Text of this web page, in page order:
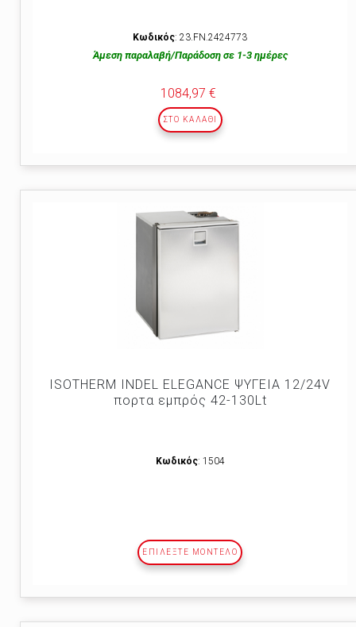
Κωδικός: 23.FΝ.2424773
Άμεση παραλαβή/Παράδοση σε 1-3 ημέρες
1084,97 €
ΣΤΟ ΚΑΛΆΘΙ
ISOTHERM INDEL ELEGANCE ΨΥΓΕΙΑ 12/24V
πορτα εμπρός 42-130Lt
Κωδικός: 1504
ΕΠΙΛΕΞΤΕ ΜΟΝΤΕΛΟ